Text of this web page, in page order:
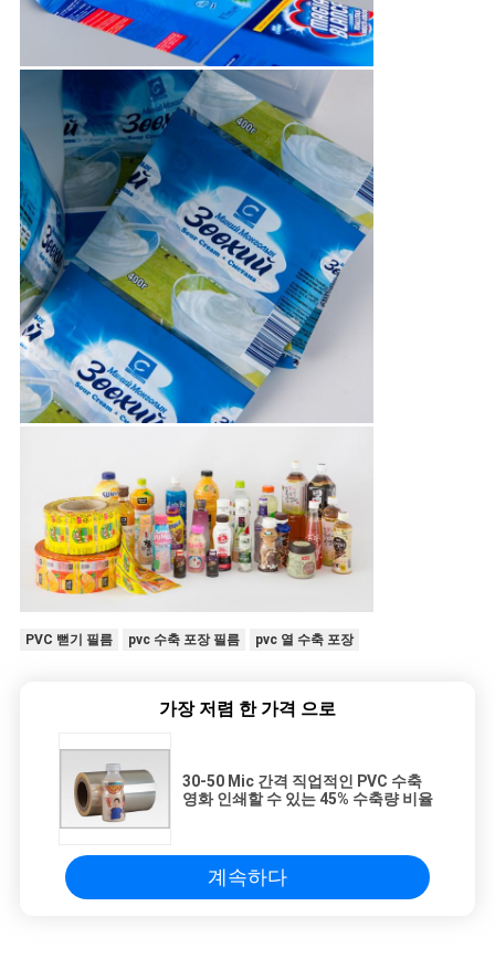
PVC 뻗기 필름 pvc 수축 포장 필름 pvc 열 수축 포장
가장 저렴 한 가격 으로
30-50 Mic 간격 직업적인 PVC 수축
영화 인쇄할 수 있는 45% 수축량 비율
계속하다